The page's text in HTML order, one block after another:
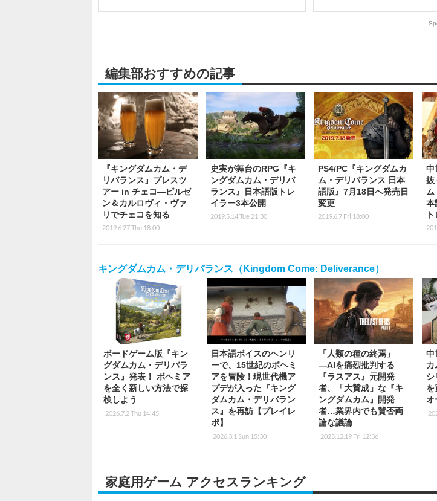
編集部おすすめの記事
『キングダムカム・デ
リバランス』プレスツ
アー in チェコ―ピルゼ
ン＆カルロヴィ・ヴァ
リでチェコを知る
2019.6.27 Thu 18:00
史実が舞台のRPG『キ
ングダムカム・デリバ
ランス』日本語版トレ
イラー3本公開
2019.5.14 Tue 21:30
PS4/PC『キングダムカ
ム・デリバランス 日本
語版』7月18日へ発売日
変更
2019.6.7 Fri 18:00
中
抜
ム
本
キングダムカム・デリバランス（Kingdom Come: Deliverance）
ボードゲーム版『キン
グダムカム・デリバラ
ンス』発表！ ボヘミア
を全く新しい方法で探
検しよう
2026.7.2 Thu 14:45
日本語ボイスのヘンリ
ーで、15世紀のボヘミ
アを冒険！現世代機ア
プデが入った『キング
ダムカム・デリバラン
ス』を再訪【プレイレ
ポ】
2026.3.1 Sun 15:30
「人類の種の終焉」
―AIを痛烈批判する
『ラスアス』元開発
者、「大賛成」な『キ
ングダムカム』開発
者…業界内でも賛否両
論な議論
2025.12.19 Fri 12:36
中
カ
シ
を
オ
家庭用ゲーム アクセスランキング